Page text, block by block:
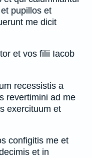
pupillos et
me dicit
et vos filii Iacob
recessistis a
revertimini ad me
exercituum et
configitis me et
et in